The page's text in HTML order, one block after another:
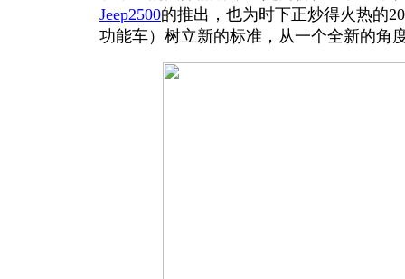
Jeep2500的推出，也为时下正炒得火热的
功能车）树立新的标准，从一个全新的角